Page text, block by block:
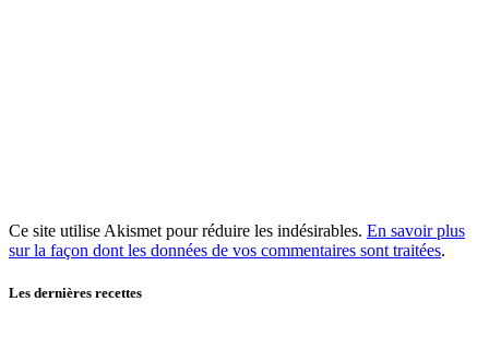
Ce site utilise Akismet pour réduire les indésirables. En savoir plus
sur la façon dont les données de vos commentaires sont traitées.
Les dernières recettes